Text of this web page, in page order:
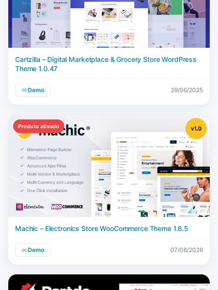
Cartzilla – Digital Marketplace & Grocery Store WordPress
Theme 1.0.47
Demo 29/06/2025
Produto ativado
Machic – Electronics Store WooCommerce Theme 1.6.5
Demo 07/08/2026